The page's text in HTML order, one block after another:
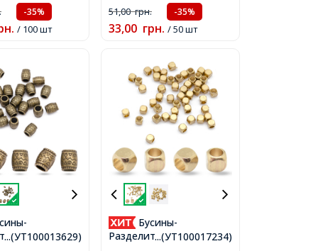
-35%
/ 100 шт
5х3мм, Отверстие 3мм,
51,00грн. -35%
33,00 грн. / 50 шт
...(УТ100013629) ...(УТ100017234)
Бусины-
Разделители Латунь